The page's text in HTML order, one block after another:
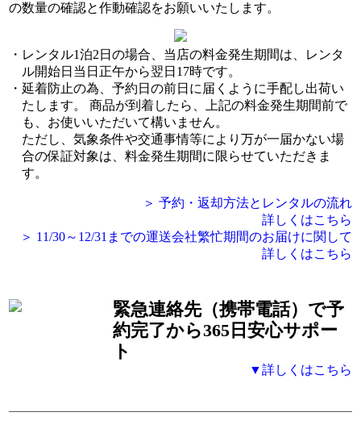
の数量の確認と作動確認をお願いいたします。
レンタル1泊2日の場合、当店の料金発生期間は、レンタ
ル開始日当日正午から翌日17時です。
延着防止の為、予約日の前日に届くように手配し出荷い
たします。 商品が到着したら、上記の料金発生期間前で
も、お使いいただいて構いません。
ただし、気象条件や交通事情等により万が一届かない場
合の保証対象は、料金発生期間に限らせていただきま
す。
＞ 予約・返却方法とレンタルの流れ
詳しくはこちら
＞ 11/30～12/31までの運送会社繁忙期間のお届けに関して
詳しくはこちら
緊急連絡先（携帯電話） で予
約完了から365日安心サポー
ト
▼詳しくはこちら